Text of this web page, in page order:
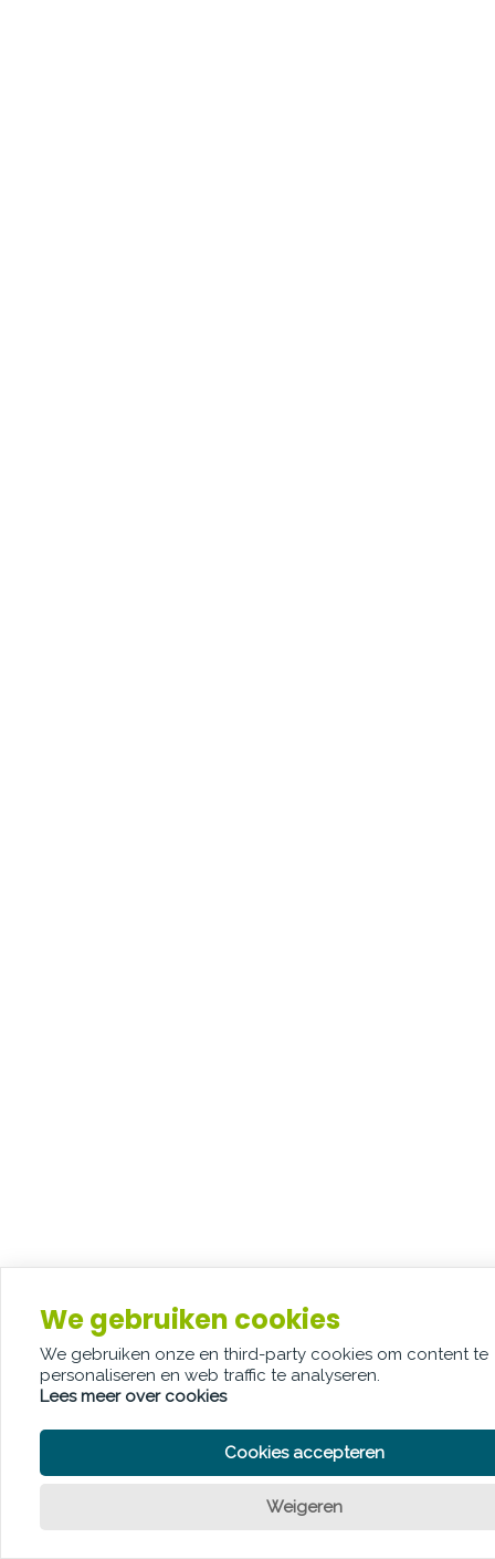
We gebruiken cookies
We gebruiken onze en third-party cookies om content te
personaliseren en web traffic te analyseren.
Lees meer over cookies
Cookies accepteren
Weigeren